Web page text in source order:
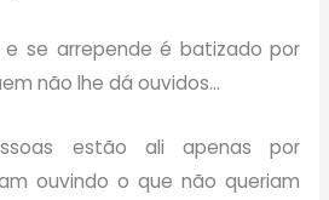
se arrepende é batizado por
não lhe dá ouvidos…
estão ali apenas por
ouvindo o que não queriam